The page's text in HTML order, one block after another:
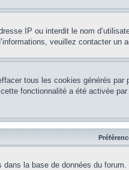
IP ou interdit le nom
veuillez contacter un
tous les cookies générés
fonctionnalité a été activée
la base de données du